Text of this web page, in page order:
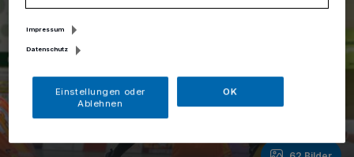
Impressum
Datenschutz
Einstellungen oder
Ablehnen
OK